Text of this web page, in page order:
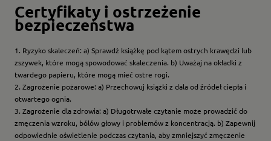
Certyfikaty i ostrzeżenie
bezpieczeństwa
1. Ryzyko skaleczeń: a) Sprawdź książkę pod kątem ostrych krawędzi lub
zszywek, które mogą spowodować skaleczenia. b) Uważaj na okładki z
twardego papieru, które mogą mieć ostre rogi.
2. Zagrożenie pożarowe: a) Przechowuj książki z dala od źródeł ciepła i
otwartego ognia.
3. Zagrożenie dla zdrowia: a) Długotrwałe czytanie może prowadzić do
zmęczenia wzroku, bólów głowy i problemów z koncentracją. b) Zapewnij
odpowiednie oświetlenie podczas czytania, aby zmniejszyć zmęczenie